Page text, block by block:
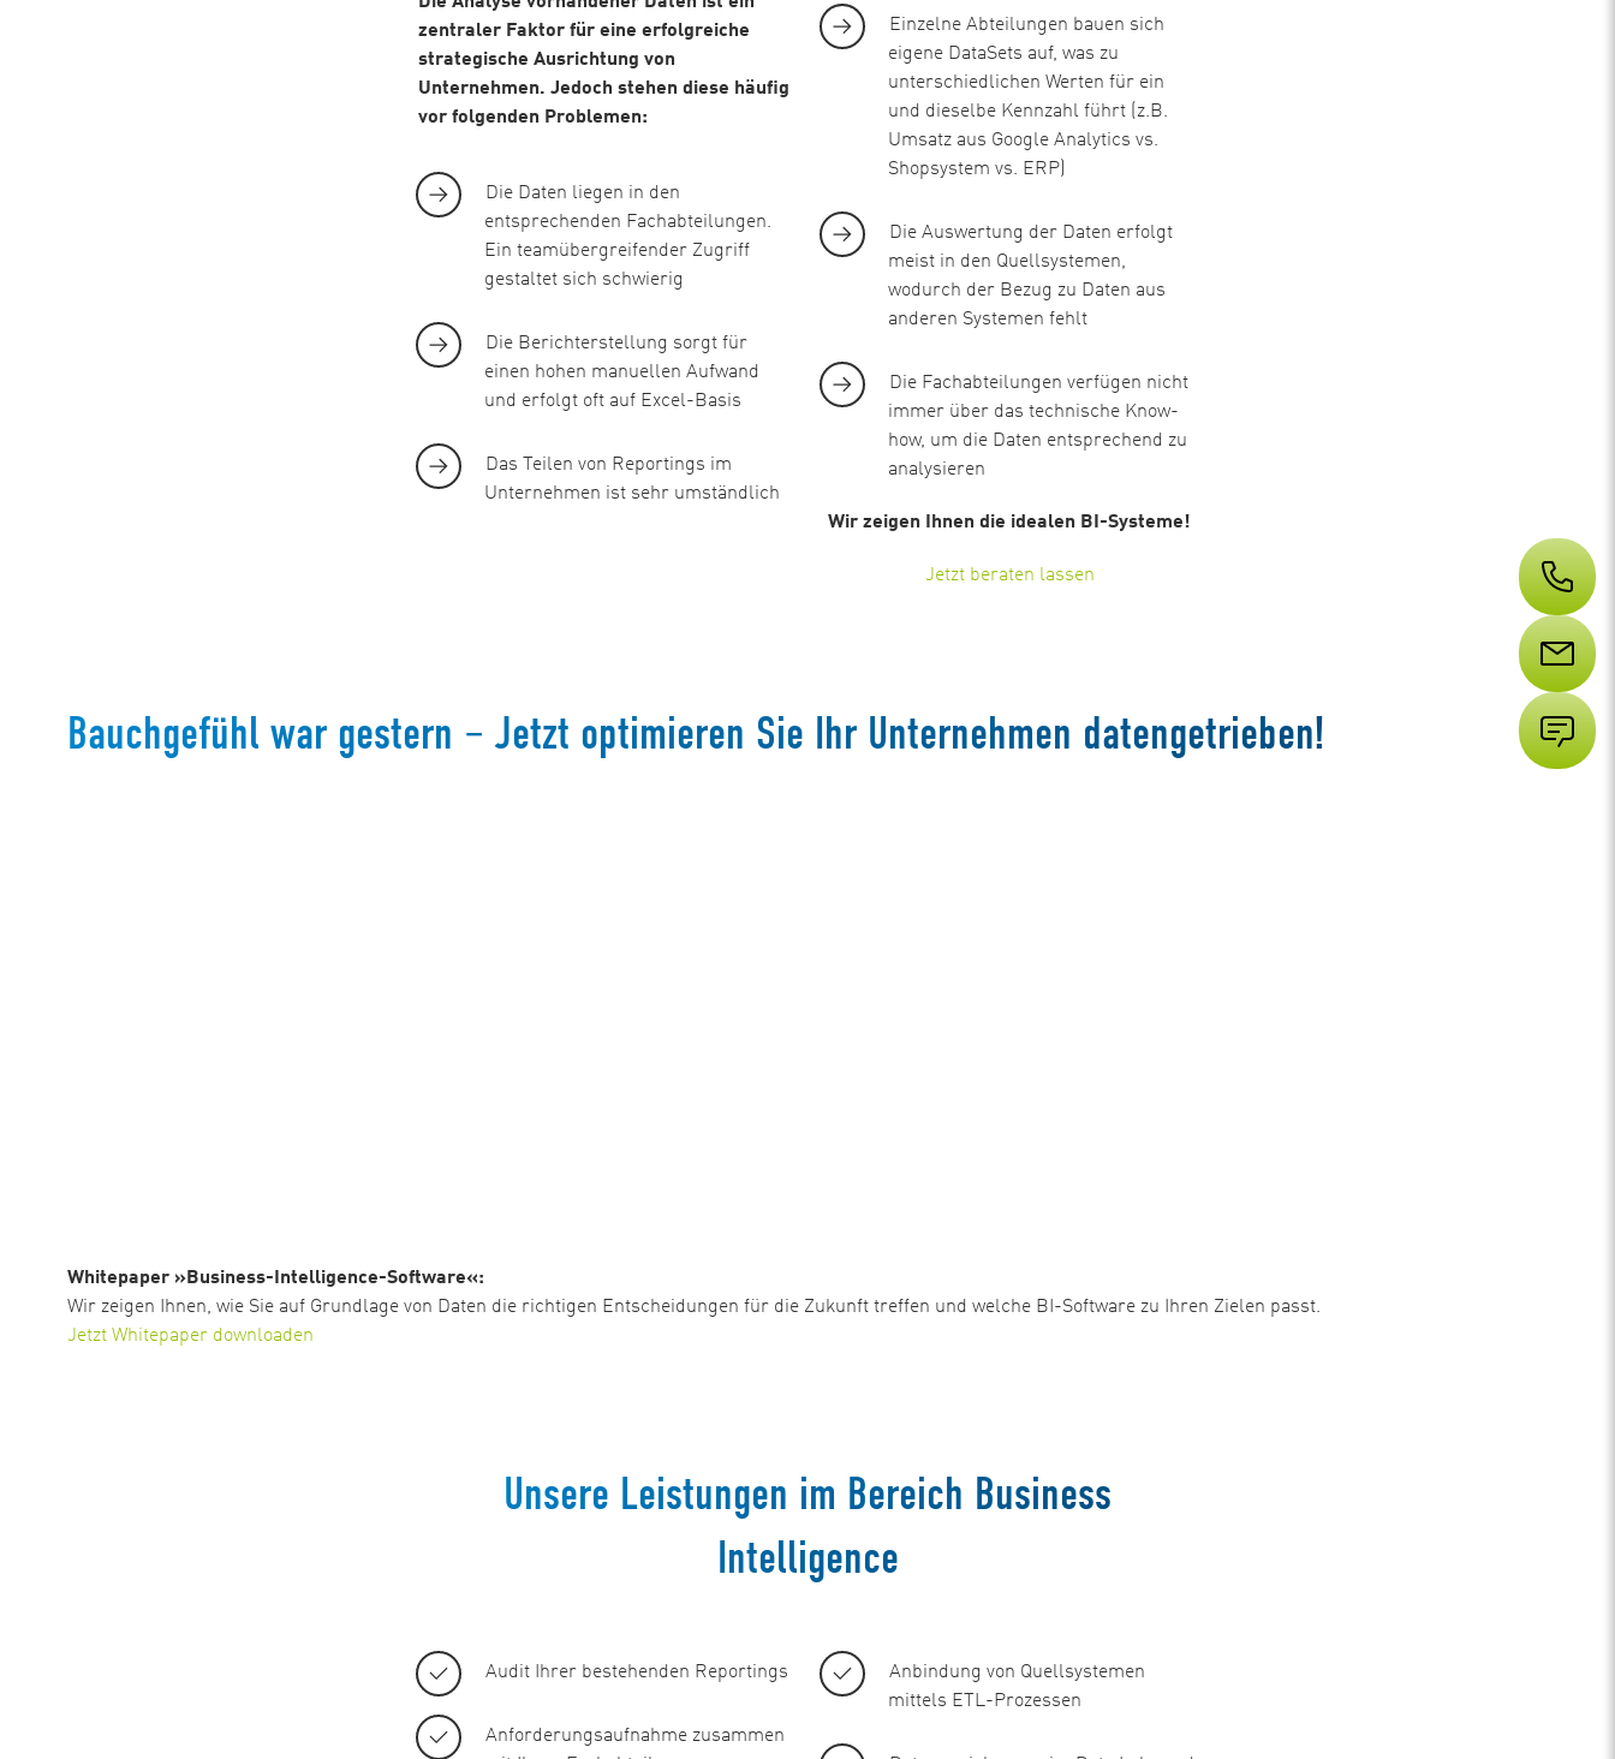
zentraler Faktor für eine erfolgreiche
strategische Ausrichtung von
Unternehmen. Jedoch stehen diese häufig
vor folgenden Problemen:
Die Daten liegen in den
entsprechenden Fachabteilungen.
Ein teamübergreifender Zugriff
gestaltet sich schwierig
Die Berichterstellung sorgt für
einen hohen manuellen Aufwand
und erfolgt oft auf Excel-Basis
Das Teilen von Reportings im
Unternehmen ist sehr umständlich
Einzelne Abteilungen bauen sich
eigene DataSets auf, was zu
unterschiedlichen Werten für ein
und dieselbe Kennzahl führt (z.B.
Umsatz aus Google Analytics vs.
Shopsystem vs. ERP)
Die Auswertung der Daten erfolgt
meist in den Quellsystemen,
wodurch der Bezug zu Daten aus
anderen Systemen fehlt
Die Fachabteilungen verfügen nicht
immer über das technische Know-
how, um die Daten entsprechend zu
analysieren
Wir zeigen Ihnen die idealen BI-Systeme!
Jetzt beraten lassen
Bauchgefühl war gestern – Jetzt optimieren Sie Ihr Unternehmen datengetrieben!
Whitepaper »Business-Intelligence-Software«:
Wir zeigen Ihnen, wie Sie auf Grundlage von Daten die richtigen Entscheidungen für die Zukunft treffen und welche BI-Software zu Ihren Zielen passt.
Jetzt Whitepaper downloaden
Unsere Leistungen im Bereich Business
Intelligence
Audit Ihrer bestehenden Reportings
Anforderungsaufnahme zusammen
Anbindung von Quellsystemen
mittels ETL-Prozessen